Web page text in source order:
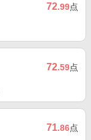
72.99点
72.59点
71.86点